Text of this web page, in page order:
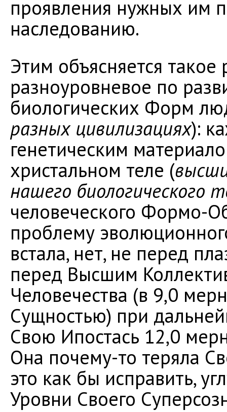
проявления нужных им
наследованию.
Этим объясняется
разноуровневое по
биологических Форм
разных цивилизациях):
генетическим
христальном теле (
нашего биологического
человеческого Формо-
проблему
встала, нет, не перед
перед Высшим
Человечества (в 9,0
Сущностью) при
Свою Ипостась 12,0
Она почему-то теряла
это как бы исправить,
Уровни Своего